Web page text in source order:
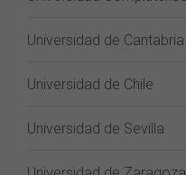
Universidad de Cantabria
Universidad de Chile
Universidad de Sevilla